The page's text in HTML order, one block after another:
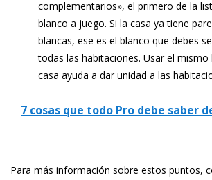
complementarios», el primero de la
blanco a juego. Si la casa ya tiene
blancas, ese es el blanco que debes
todas las habitaciones. Usar el
casa ayuda a dar unidad a las
7 cosas que todo Pro debe saber
Para más información sobre estos puntos,